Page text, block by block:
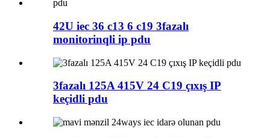
42U iec 36 c13 6 c19 3fazalı
monitorinqli ip pdu
3fazalı 125A 415V 24 C19 çıxış IP
keçidli pdu